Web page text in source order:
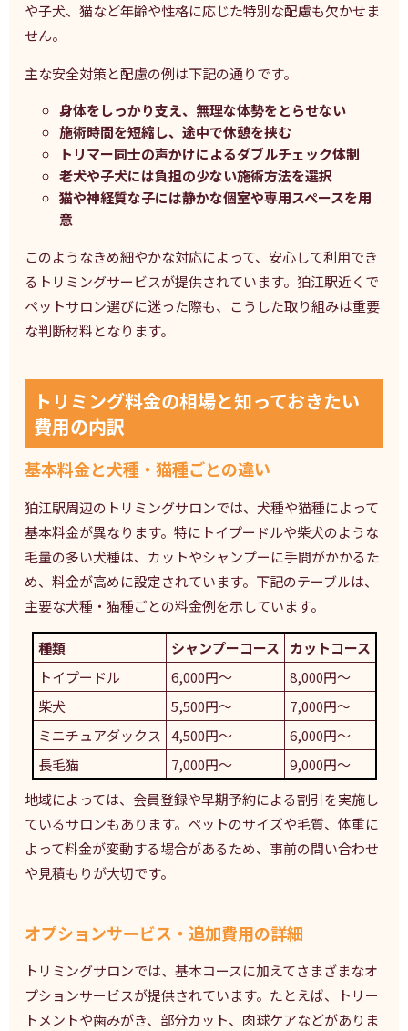
や子犬、猫など年齢や性格に応じた特別な配慮も欠かせま
せん。
主な安全対策と配慮の例は下記の通りです。
身体をしっかり支え、無理な体勢をとらせない
施術時間を短縮し、途中で休憩を挟む
トリマー同士の声かけによるダブルチェック体制
老犬や子犬には負担の少ない施術方法を選択
猫や神経質な子には静かな個室や専用スペースを用
意
このようなきめ細やかな対応によって、安心して利用でき
るトリミングサービスが提供されています。狛江駅近くで
ペットサロン選びに迷った際も、こうした取り組みは重要
な判断材料となります。
トリミング料金の相場と知っておきたい
費用の内訳
基本料金と犬種・猫種ごとの違い
狛江駅周辺のトリミングサロンでは、犬種や猫種によって
基本料金が異なります。特にトイプードルや柴犬のような
毛量の多い犬種は、カットやシャンプーに手間がかかるた
め、料金が高めに設定されています。下記のテーブルは、
主要な犬種・猫種ごとの料金例を示しています。
種類 シャンプーコース
カットコース
トイプードル
6,000円〜
8,000円〜
柴犬
5,500円〜
7,000円〜
ミニチュアダックス
4,500円〜
6,000円〜
長毛猫
7,000円〜
9,000円〜
地域によっては、会員登録や早期予約による割引を実施し
ているサロンもあります。ペットのサイズや毛質、体重に
よって料金が変動する場合があるため、事前の問い合わせ
や見積もりが大切です。
オプションサービス・追加費用の詳細
トリミングサロンでは、基本コースに加えてさまざまなオ
プションサービスが提供されています。たとえば、トリー
トメントや歯みがき、部分カット、肉球ケアなどがありま